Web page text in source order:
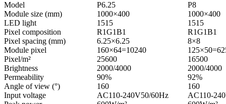
Model P6.25
P8
Module size (mm)
1000×400
1000×400
LED light
1515
1515
Pixel composition
R1G1B1
R1G1B1
Pixel spacing (mm)
6.25×6.25
8×8
Module pixel
160×64=10240
Pixel/m²
25600
16500
Brightness
2000/4000
2000/4000
Permeability
90%
92%
Angle of view (°)
160
160
Input voltage
AC110-240V50/60Hz
AC110-